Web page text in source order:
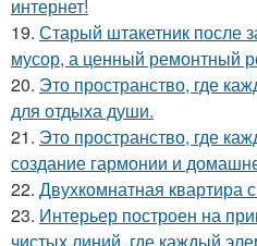
интернет!
19. Старый штакетник после
мусор, а ценный ремонтный
20. Это пространство, где
для отдыха души.
21. Это пространство, где
создание гармонии и
22. Двухкомнатная квартира
23. Интерьер построен на
чистых линий, где каждый